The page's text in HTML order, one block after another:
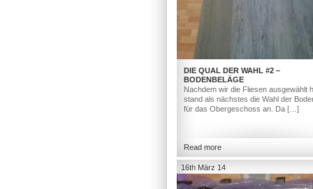
DIE QUAL DER WAHL #2 –
BODENBELÄGE
Nachdem wir die Fliesen ausgewählt
stand als nächstes die Wahl der
für das Obergeschoss an. Da […]
Read more
16th März 14